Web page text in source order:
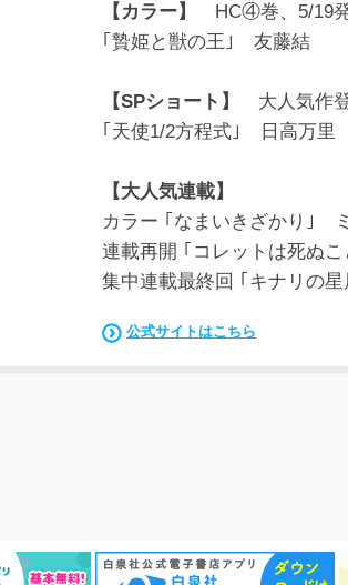
【カラー】
HC④巻、5/19
｢贄姫と獣の王｣ 友藤結
【SPショート】
大人気作
｢天使1/2方程式｣ 日高万里
【大人気連載】
カラー ｢なまいきざかり｣
連載再開 ｢コレットは死ぬ
集中連載最終回 ｢キナリの
公式サイトはこちら